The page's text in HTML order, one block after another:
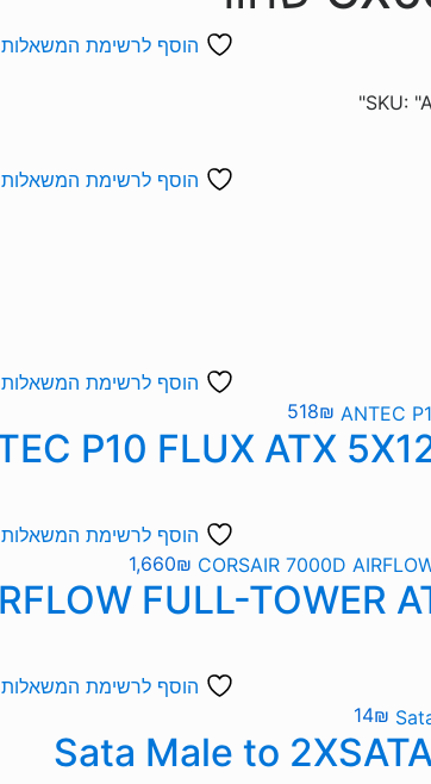
הוסף לרשימת המשאלות
SKU:
הוסף לרשימת המשאלות
הוסף לרשימת המשאלות
518₪
הוסף לרשימת המשאלות
1,660₪
הוסף לרשימת המשאלות
14₪